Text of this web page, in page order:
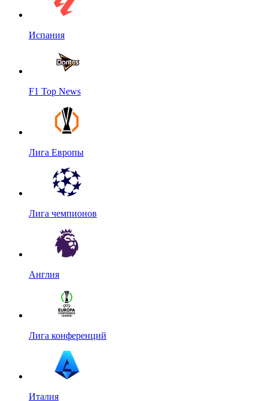
Испания
F1 Top News
Лига Европы
Лига чемпионов
Англия
Лига конференций
Италия